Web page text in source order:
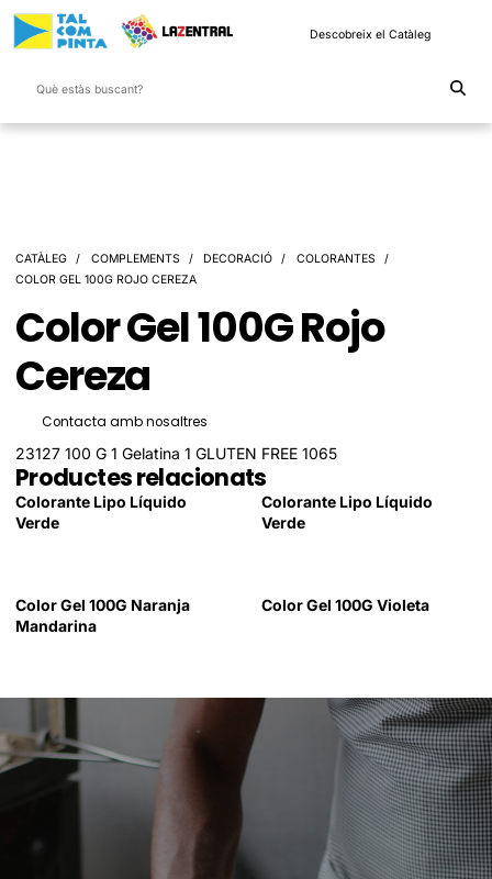
Descobreix el Catàleg
CATÀLEG COMPLEMENTS DECORACIÓ
COLORANTES
COLOR GEL 100G ROJO CEREZA
Color Gel 100G Rojo
Cereza
Contacta amb nosaltres
23127 100 G 1 Gelatina 1 GLUTEN FREE 1065
Productes relacionats
Colorante Lipo Líquido
Verde
Colorante Lipo Líquido
Verde
Color Gel 100G Naranja
Mandarina
Color Gel 100G Violeta